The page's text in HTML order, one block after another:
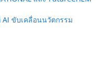
AI ขับเคลื่อนนวัตกรรม